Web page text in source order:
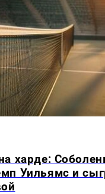
харде:
Уильямс и